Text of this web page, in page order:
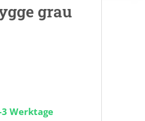
grau
Werktage